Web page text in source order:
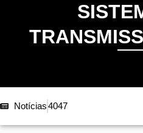
Notícias4047